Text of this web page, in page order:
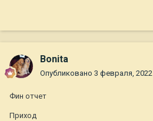
Bonita
Опубликовано 3 февраля, 2022
Фин отчет
Приход